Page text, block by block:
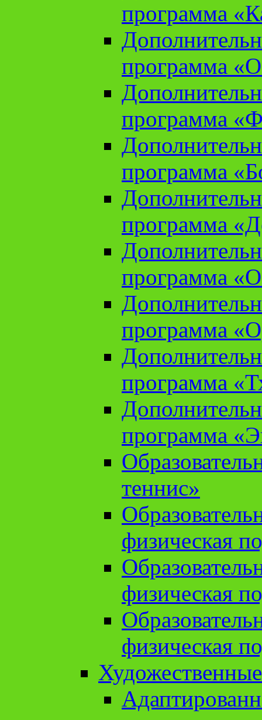
программа
программа
программа
программа
программа
программа
программа
программа
программа
теннис»
физическая
физическая
физическая
Художественные